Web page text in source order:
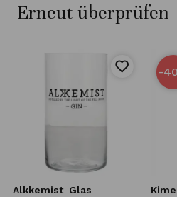
Erneut überprüfen
Alkkemist Glas
-40